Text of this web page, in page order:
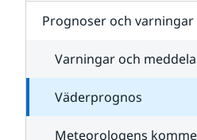
Prognoser och varningar
Varningar och
Väderprognos
Meteorologens